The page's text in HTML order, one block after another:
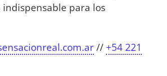
para los
// +54 221